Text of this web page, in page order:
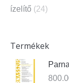
ízelítő (24)
Termékek